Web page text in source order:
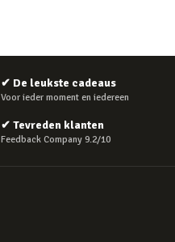
✔ De leukste cadeaus
Voor ieder moment en iedereen
✔ Tevreden klanten
Feedback Company 9.2/10